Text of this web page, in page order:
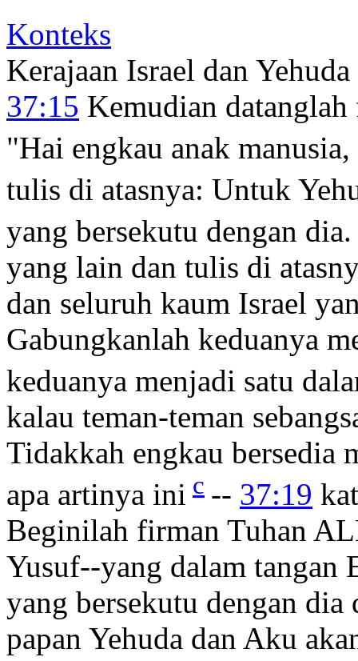
Konteks
Kerajaan Israel dan
37:15 Kemudian
"Hai engkau anak
tulis di atasnya: Untuk
yang bersekutu dengan dia.
yang lain dan tulis di
dan seluruh kaum Israel
Gabungkanlah keduanya
keduanya menjadi satu
kalau teman-teman
Tidakkah engkau bersedia
apa artinya ini c -- 37:19
Beginilah firman Tuhan
Yusuf--yang dalam tangan
yang bersekutu dengan dia
papan Yehuda dan Aku